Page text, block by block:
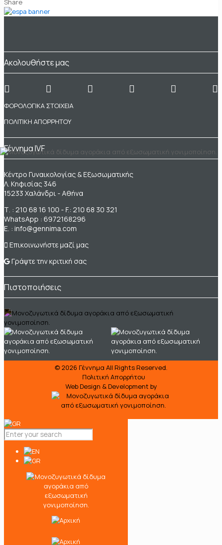
Share
Ακολουθήστε μας
ΦΟΡΟΛΟΓΙΚΑ ΣΤΟΙΧΕΙΑ
ΠΟΛΙΤΙΚΗ ΑΠΟΡΡΗΤΟΥ
Γέννημα IVF
Κέντρο Γυναικολογίας & Εξωσωματικής
Λ. Κηφισίας 346
15233 Χαλάνδρι - Αθήνα
Τ. : 210 68 16 100 - F.: 210 68 30 321
WhatsApp : 6972168296
Ε. : info@gennima.com
Επικοινωνήστε μαζί μας
Γράψτε την κριτική σας
Πιστοποιήσεις
© 2026 Γέννημα All Rights Reserved.
Πολιτική Απορρήτου
Web Design & Development by